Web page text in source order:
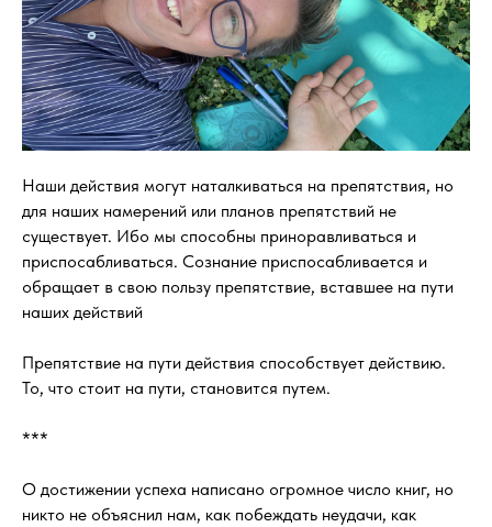
Наши действия могут наталкиваться на препятствия, но
для наших намерений или планов препятствий не
существует. Ибо мы способны приноравливаться и
приспосабливаться. Сознание приспосабливается и
обращает в свою пользу препятствие, вставшее на пути
наших действий
Препятствие на пути действия способствует действию.
То, что стоит на пути, становится путем.
***
О достижении успеха написано огромное число книг, но
никто не объяснил нам, как побеждать неудачи, как